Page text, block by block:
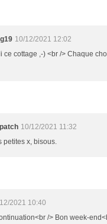
10/12/2021 12:02
ce cottage ,-) <br /> Chaque
10/12/2021 11:32
petites x, bisous.
2021 10:40
/> Bon week-